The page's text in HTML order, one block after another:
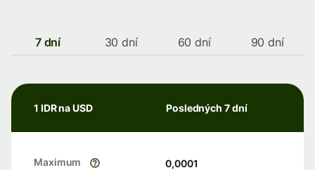
7 dní 30 dní 60 dní 90 dní
1 IDR na USD Posledných 7 dní
Maximum 0,0001